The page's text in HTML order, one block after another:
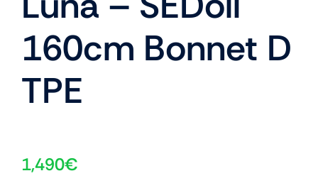
160cm Bonnet D
TPE
1,490€